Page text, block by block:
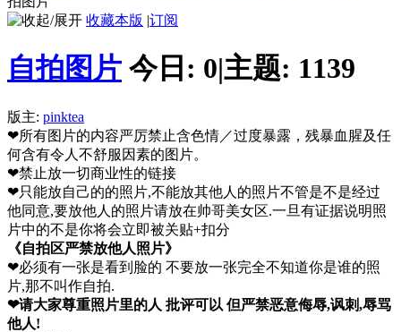
收藏本版 |订阅
自拍图片 今日: 0|主题: 1139
版主: pinktea
❤所有图片的内容严厉禁止含色情／过度暴露，残暴血腥及任
何含有令人不舒服因素的图片。
❤禁止放一切商业性的链接
❤只能放自己的的照片,不能放其他人的照片不管是不是经过
他同意,要放他人的照片请放在帅哥美女区.一旦有证据说明照
片中的不是你将会立即被关贴+扣分
《自拍区严禁放他人照片》
❤必须有一张是看到脸的 不要放一张完全不知道你是谁的照
片,那不叫作自拍.
❤请大家尊重照片里的人 批评可以 但严禁恶意侮辱,讽刺,辱骂
他人!